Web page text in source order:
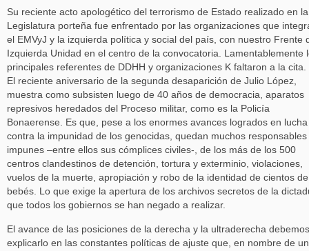
Su reciente acto apologético del terrorismo de Estado realizado en la
Legislatura porteña fue enfrentado por las organizaciones que
el EMVyJ y la izquierda política y social del país, con nuestro Frente
Izquierda Unidad en el centro de la convocatoria. Lamentablemente
principales referentes de DDHH y organizaciones K faltaron a la cita.
El reciente aniversario de la segunda desaparición de Julio López,
muestra como subsisten luego de 40 años de democracia, aparatos
represivos heredados del Proceso militar, como es la Policía
Bonaerense. Es que, pese a los enormes avances logrados en lucha
contra la impunidad de los genocidas, quedan muchos responsables
impunes –entre ellos sus cómplices civiles-, de los más de los 500
centros clandestinos de detención, tortura y exterminio, violaciones,
vuelos de la muerte, apropiación y robo de la identidad de cientos de
bebés. Lo que exige la apertura de los archivos secretos de la
que todos los gobiernos se han negado a realizar.
El avance de las posiciones de la derecha y la ultraderecha debemos
explicarlo en las constantes políticas de ajuste que, en nombre de